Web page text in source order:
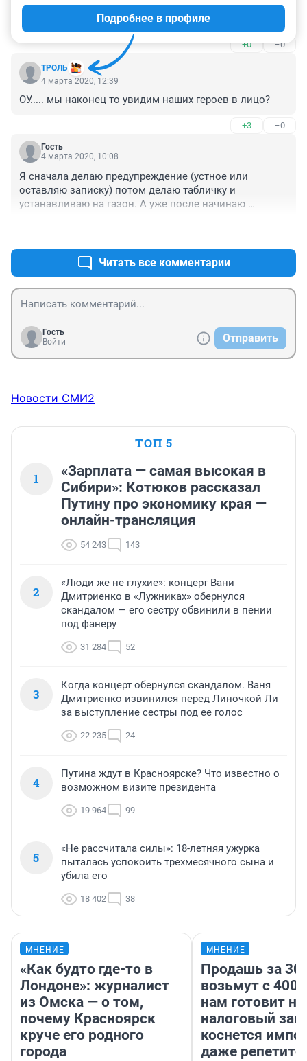
в багажник. Номера легкосъемные у меня на
хитрушках. Ни 1 штрафа пока не было.
+0 –0
ТРОЛЬ
Подробнее в профиле
4 марта 2020, 12:39
ОУ..... мы наконец то увидим наших героев в лицо?
+3 –0
Гость
4 марта 2020, 10:08
Я сначала делаю предупреждение (устное или
оставляю записку) потом делаю табличку и
устанавливаю на газон. А уже после начинаю
один не решился на встречу.Читать все комментарии
Гость
Войти
Отправить
Новости СМИ2
ТОП 5
1
«Зарплата — самая высокая в
Сибири»: Котюков рассказал
Путину про экономику края —
онлайн-трансляция
54 243 143
2
«Люди же не глухие»: концерт Вани
Дмитриенко в «Лужниках» обернулся
скандалом — его сестру обвинили в пении
под фанеру
31 284 52
3
Когда концерт обернулся скандалом. Ваня
Дмитриенко извинился перед Линочкой Ли
за выступление сестры под ее голос
22 235 24
4
Путина ждут в Красноярске? Что известно о
возможном визите президента
19 964 99
5
«Не рассчитала силы»: 18-летняя ужурка
пыталась успокоить трехмесячного сына и
убила его
18 402 38
МНЕНИЕ
«Как будто где-то в
Лондоне»: журналист
из Омска — о том,
почему Красноярск
круче его родного
города
МНЕНИЕ
Продашь за
возьмут с
нам готовит
налоговый
коснется
даже